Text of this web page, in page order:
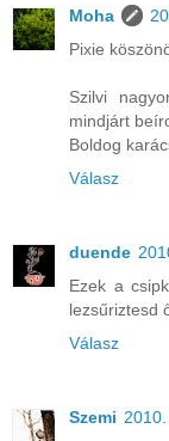
Moha
Pixie
Szilvi
mindjárt
Boldog
Válasz
duende
Ezek a
lezsűriztesd
Válasz
Szemi